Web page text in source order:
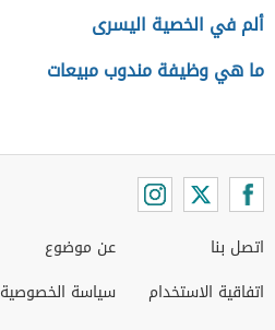
ألم في الخصية اليسرى
ما هي وظيفة مندوب مبيعات
اتصل بنا
اتفاقية الاستخدام
عن موضوع
سياسة الخصوصية